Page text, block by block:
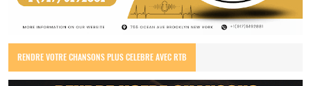
RENDRE VOTRE CHANSONS PLUS CELEBRE AVEC RTB